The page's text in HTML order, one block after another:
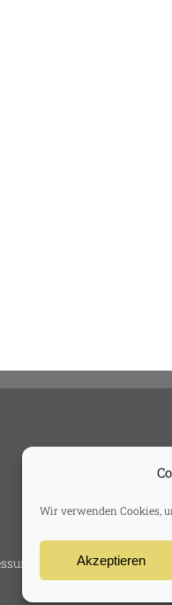
Wir verwenden Cookies,
Akzeptieren
Haftungsausschluss